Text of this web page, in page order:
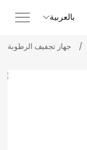
بالعربية
جهاز تجفيف الرطوبة